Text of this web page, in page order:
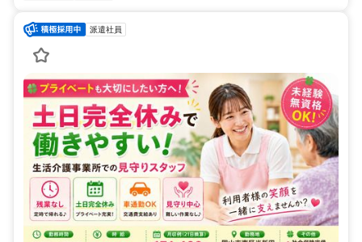
派遣社員